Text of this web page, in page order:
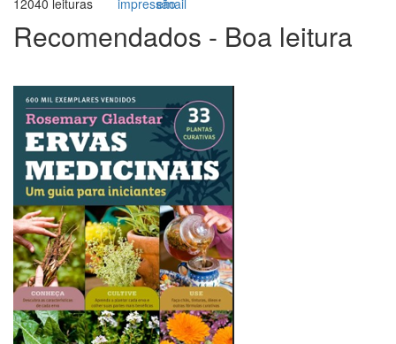
12040 leituras
Recomendados - Boa leitura